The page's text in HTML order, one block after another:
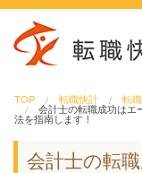
TOP 転職快計 転
会計士の転職成功はエ
法を指南します！
会計士の転